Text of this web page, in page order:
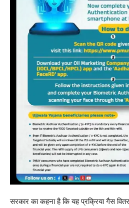
सरकार का कहना है कि यह प्रक्रिया गैस